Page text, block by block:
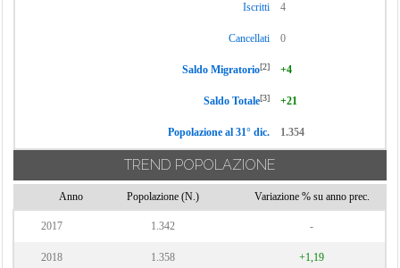
Iscritti 4
Cancellati 0
Saldo Migratorio[2] +4
Saldo Totale[3] +21
Popolazione al 31° dic. 1.354
TREND POPOLAZIONE
Anno Popolazione (N.) Variazione % su anno prec.
2017 1.342 -
2018 1.358 +1,19